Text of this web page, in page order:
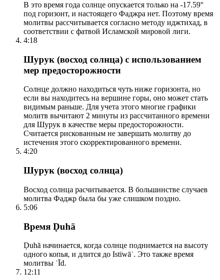
В это время года солнце опускается только на -17.59°
под горизонт, и настоящего Фаджра нет. Поэтому время
молитвы рассчитывается согласно методу иджтихад, в
соответствии с фатвой Исламской мировой лиги.
4:18
Шурук (восход солнца) с использованием
мер предосторожности
Солнце должно находиться чуть ниже горизонта, но
если вы находитесь на вершине горы, оно может стать
видимым раньше. Для учета этого многие графики
молитв вычитают 2 минуты из рассчитанного времени
для Шурук в качестве меры предосторожности.
Считается рискованным не завершать молитву до
истечения этого скорректированного времени.
4:20
Шурук (восход солнца)
Восход солнца расчитывается. В большинстве случаев
молитва Фаджр была бы уже слишком поздно.
5:06
Время Ḍuhā
Ḍuhā начинается, когда солнце поднимается на высоту
одного копья, и длится до Istiwāʾ. Это также время
молитвы ʿĪd.
12:11